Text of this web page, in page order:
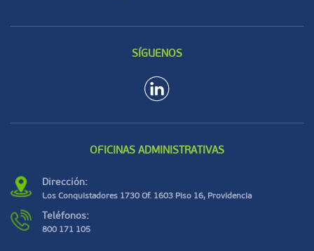
SÍGUENOS
OFICINAS ADMINISTRATIVAS
Dirección:
Los Conquistadores 1730 Of. 1603 Piso 16, Providencia
Teléfonos:
800 171 105